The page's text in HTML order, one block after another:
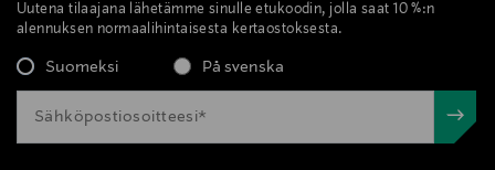
Uutena tilaajana lähetämme sinulle etukoodin, jolla saat 10 %:n
alennuksen normaalihintaisesta kertaostoksesta.
Suomeksi På svenska